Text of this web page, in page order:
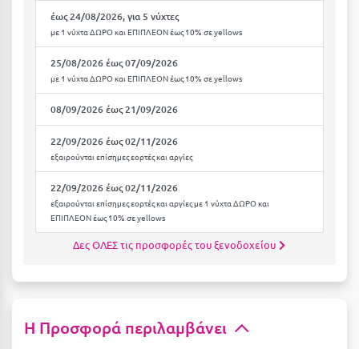
Κουρούτα Ηλείας
Κουφονήσια
Κύθηρα
Κυλλήνη
Κύμη Ευβοίας
Κυπαρισσία
Κως
Λ
έως 24/08/2026, για 5 νύχτες
με 1 νύχτα ΔΩΡΟ και ΕΠΙΠΛΕΟΝ έως 10% σε yellows
25/08/2026 έως 07/09/2026
με 1 νύχτα ΔΩΡΟ και ΕΠΙΠΛΕΟΝ έως 10% σε yellows
08/09/2026 έως 21/09/2026
22/09/2026 έως 02/11/2026
εξαιρούνται επίσημες εορτές και αργίες
22/09/2026 έως 02/11/2026
εξαιρούνται επίσημες εορτές και αργίες με 1 νύχτα ΔΩΡΟ και
ΕΠΙΠΛΕΟΝ έως 10% σε yellows
Δες ΟΛΕΣ τις προσφορές του ξενοδοχείου
Η Προσφορά περιλαμβάνει